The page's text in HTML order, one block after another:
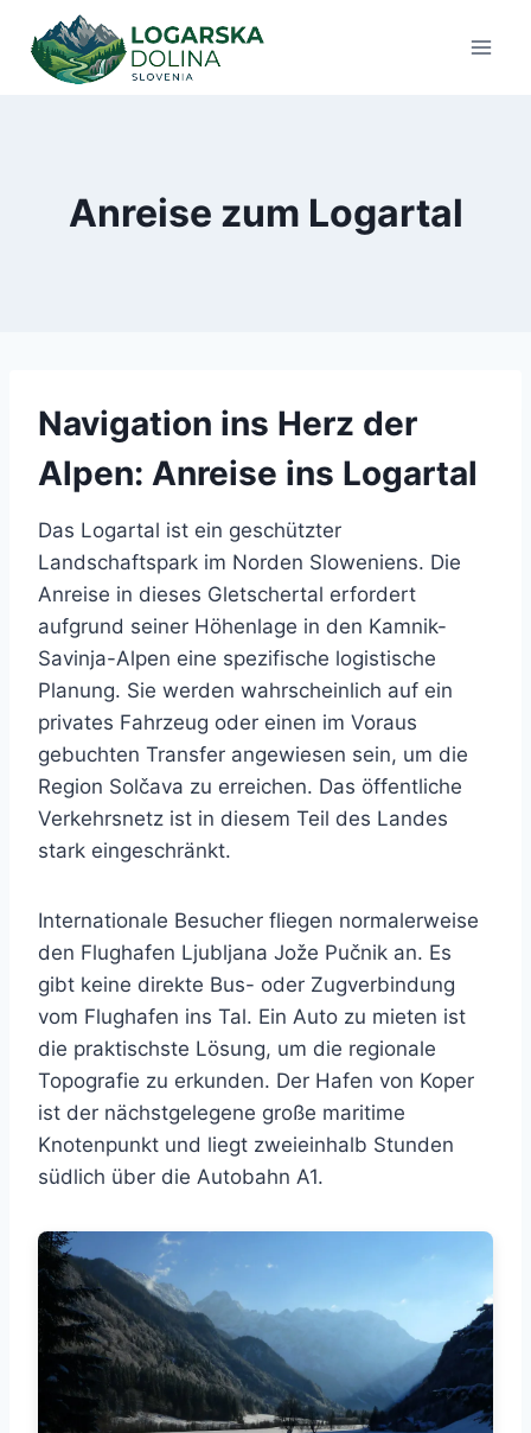
Inhalt
springen
Anreise zum Logartal
Navigation ins Herz der
Alpen: Anreise ins Logartal
Das Logartal ist ein geschützter
Landschaftspark im Norden Sloweniens. Die
Anreise in dieses Gletschertal erfordert
aufgrund seiner Höhenlage in den Kamnik-
Savinja-Alpen eine spezifische logistische
Planung. Sie werden wahrscheinlich auf ein
privates Fahrzeug oder einen im Voraus
gebuchten Transfer angewiesen sein, um die
Region Solčava zu erreichen. Das öffentliche
Verkehrsnetz ist in diesem Teil des Landes
stark eingeschränkt.
Internationale Besucher fliegen normalerweise
den Flughafen Ljubljana Jože Pučnik an. Es
gibt keine direkte Bus- oder Zugverbindung
vom Flughafen ins Tal. Ein Auto zu mieten ist
die praktischste Lösung, um die regionale
Topografie zu erkunden. Der Hafen von Koper
ist der nächstgelegene große maritime
Knotenpunkt und liegt zweieinhalb Stunden
südlich über die Autobahn A1.